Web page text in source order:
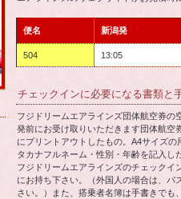
便名 新潟発
504 13:05
チェックインに必要になる書類と
フジドリームエアラインズ団体航空券の
発前にお受け取りいただきます団体航空
にプリントアウトしたもの。A4サイズ
タカナフルネーム・性別・年齢を記入し
フジドリームエアラインズのチェックイ
にお持ち下さい。（外国人の場合は、パ
さい。）また、搭乗者名簿は手書きでも